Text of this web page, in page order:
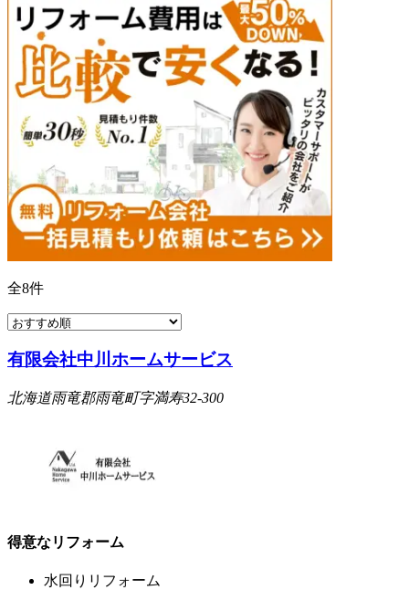
全8件
有限会社中川ホームサービス
北海道雨竜郡雨竜町字満寿32-300
得意なリフォーム
水回りリフォーム